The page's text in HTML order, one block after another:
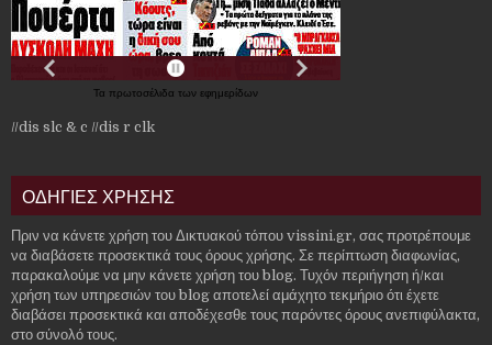
Τα πρωτοσέλιδα των εφημερίδων
//dis slc & c //dis r clk
ΟΔΗΓΙΕΣ ΧΡΗΣΗΣ
Πριν να κάνετε χρήση του Δικτυακού τόπου vissini.gr, σας προτρέπουμε
να διαβάσετε προσεκτικά τους όρους χρήσης. Σε περίπτωση διαφωνίας,
παρακαλούμε να μην κάνετε χρήση του blog. Τυχόν περιήγηση ή/και
χρήση των υπηρεσιών του blog αποτελεί αμάχητο τεκμήριο ότι έχετε
διαβάσει προσεκτικά και αποδέχεσθε τους παρόντες όρους ανεπιφύλακτα,
στο σύνολό τους.